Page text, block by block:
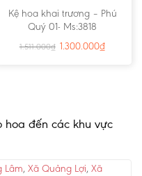
Kệ hoa khai trương – Phú
Quý 01- Ms:3818
1.511.000₫ 1.300.000₫
hoa đến các khu vực
Lâm, Xã Quảng Lợi, Xã